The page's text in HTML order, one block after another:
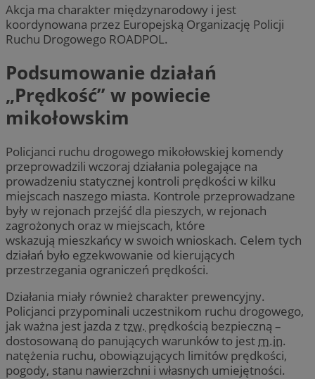
Akcja ma charakter międzynarodowy i jest
koordynowana przez Europejską Organizację Policji
Ruchu Drogowego ROADPOL.
Podsumowanie działań
„Prędkość” w powiecie
mikołowskim
Policjanci ruchu drogowego mikołowskiej komendy
przeprowadzili wczoraj działania polegające na
prowadzeniu statycznej kontroli prędkości w kilku
miejscach naszego miasta. Kontrole przeprowadzane
były w rejonach przejść dla pieszych, w rejonach
zagrożonych oraz w miejscach, które
wskazują mieszkańcy w swoich wnioskach. Celem tych
działań było egzekwowanie od kierujących
przestrzegania ograniczeń prędkości.
Działania miały również charakter prewencyjny.
Policjanci przypominali uczestnikom ruchu drogowego,
jak ważna jest jazda ztzw. prędkością bezpieczną –
dostosowaną do panujących warunków to jest m.in.
natężenia ruchu, obowiązujących limitów prędkości,
pogody, stanu nawierzchni i własnych umiejętności.